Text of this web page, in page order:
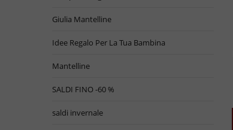
Giulia Mantelline
Idee Regalo Per La Tua Bambina
Mantelline
SALDI FINO -60 %
saldi invernale